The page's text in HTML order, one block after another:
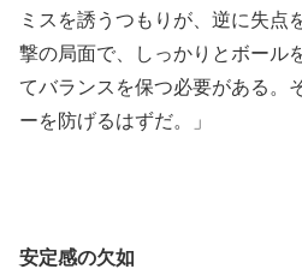
ミスを誘うつもりが、逆に失点
撃の局面で、しっかりとボール
てバランスを保つ必要がある。
ーを防げるはずだ。」
安定感の欠如